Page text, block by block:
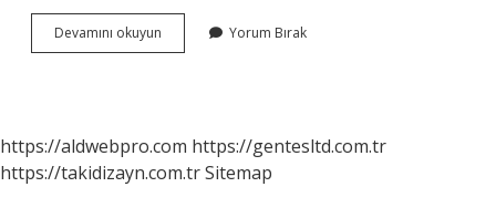
Devamını okuyun Antalyanın
Hangi
Yorum Bırak
https://aldwebpro.com https://gentesltd.com.tr
https://takidizayn.com.trSitemap